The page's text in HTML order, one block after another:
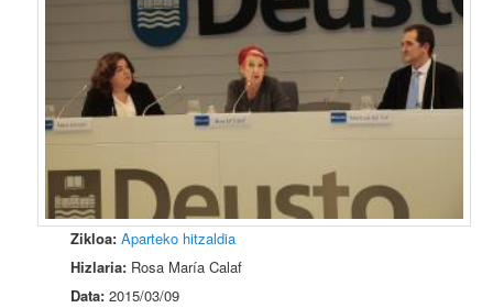
Zikloa: Aparteko hitzaldia
Hizlaria: Rosa María Calaf
Data: 2015/03/09